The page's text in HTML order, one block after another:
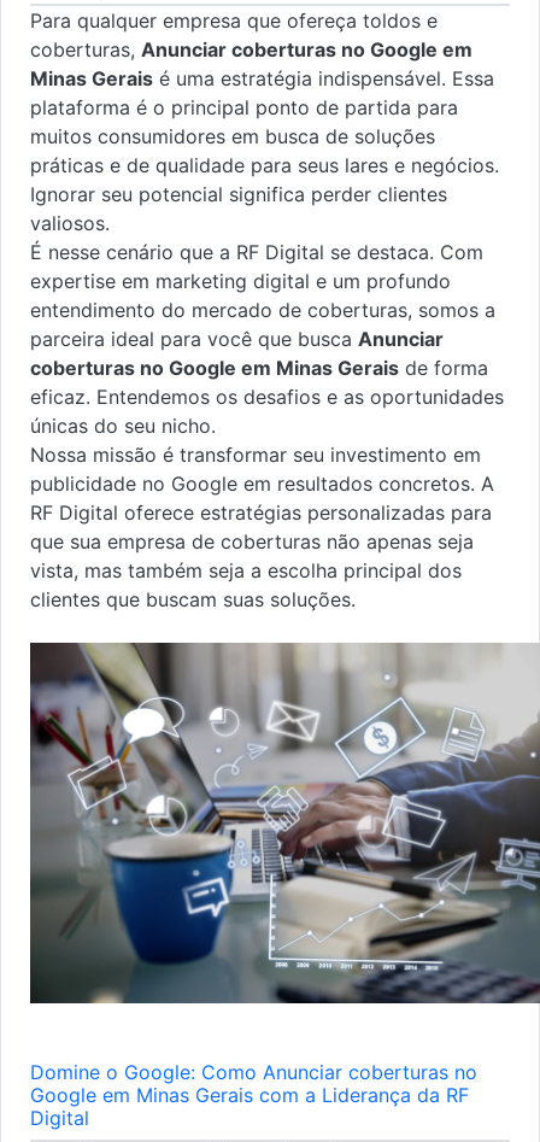
Para qualquer empresa que ofereça toldos e
coberturas, Anunciar coberturas no Google em
Minas Gerais é uma estratégia indispensável. Essa
plataforma é o principal ponto de partida para
muitos consumidores em busca de soluções
práticas e de qualidade para seus lares e negócios.
Ignorar seu potencial significa perder clientes
valiosos.
É nesse cenário que a RF Digital se destaca. Com
expertise em marketing digital e um profundo
entendimento do mercado de coberturas, somos a
parceira ideal para você que busca Anunciar
coberturas no Google em Minas Gerais de forma
eficaz. Entendemos os desafios e as oportunidades
únicas do seu nicho.
Nossa missão é transformar seu investimento em
publicidade no Google em resultados concretos. A
RF Digital oferece estratégias personalizadas para
que sua empresa de coberturas não apenas seja
vista, mas também seja a escolha principal dos
clientes que buscam suas soluções.
Domine o Google: Como Anunciar coberturas no
Google em Minas Gerais com a Liderança da RF
Digital